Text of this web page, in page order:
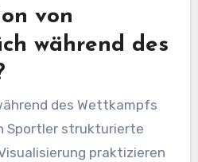
von
während des
des Wettkampfs
Sportler strukturierte
praktizieren